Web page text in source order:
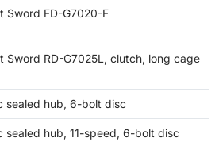
Sword FD-G7020-F
Sword RD-G7025L, clutch, long cage
sealed hub, 6-bolt disc
sealed hub, 11-speed, 6-bolt disc